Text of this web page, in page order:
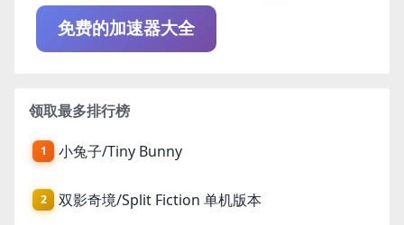
免费的加速器大全
领取最多排行榜
1 小兔子/Tiny Bunny
2 双影奇境/Split Fiction 单机版本